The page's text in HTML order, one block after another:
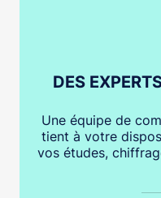
DES
Une équipe de
tient à votre
vos études,